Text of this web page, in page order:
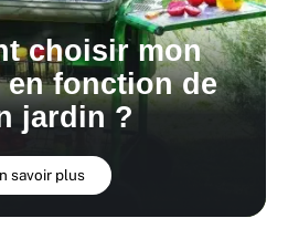
choisir mon
en fonction de
jardin ?
savoir plus